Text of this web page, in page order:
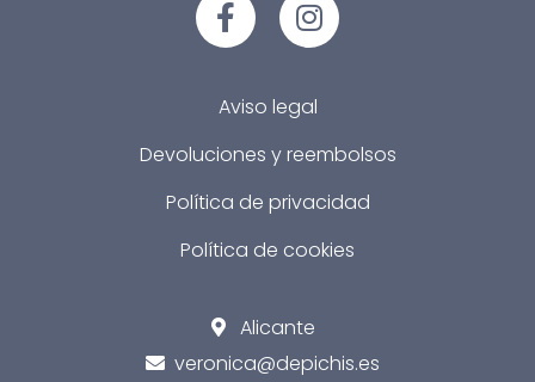
Aviso legal
Devoluciones y reembolsos
Política de privacidad
Política de cookies
Alicante
veronica@depichis.es